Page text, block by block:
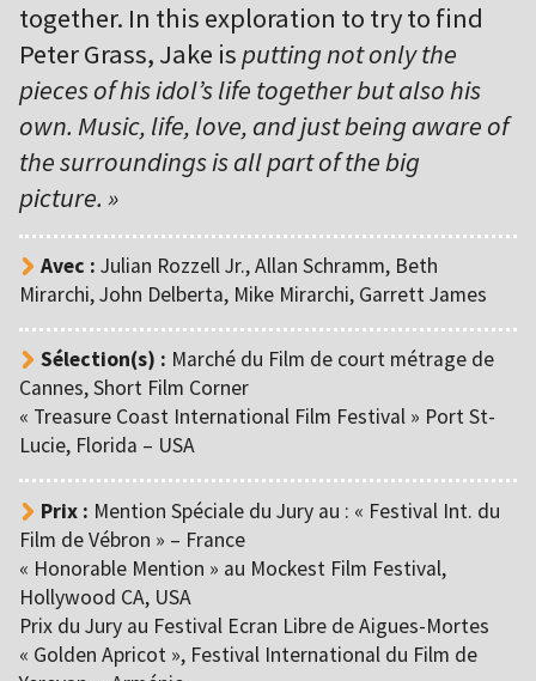
together. In this exploration to try to find
Peter Grass, Jake isputting not only the
pieces of his idol’s life together but also his
own. Music, life, love, and just being aware of
the surroundings is all part of the big
picture. »
Avec : Julian Rozzell Jr., Allan Schramm, Beth
Mirarchi, John Delberta, Mike Mirarchi, Garrett James
Sélection(s) : Marché du Film de court métrage de
Cannes, Short Film Corner
« Treasure Coast International Film Festival » Port St-
Lucie, Florida – USA
Prix : Mention Spéciale du Jury au : « Festival Int. du
Film de Vébron » – France
« Honorable Mention » au Mockest Film Festival,
Hollywood CA, USA
Prix du Jury au Festival Ecran Libre de Aigues-Mortes
« Golden Apricot », Festival International du Film de